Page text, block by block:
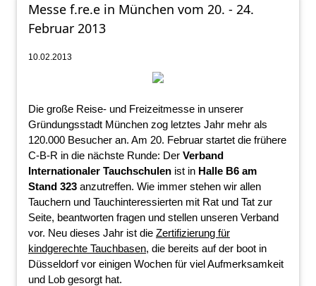
Messe f.re.e in München vom 20. - 24.
Februar 2013
10.02.2013
Die große Reise- und Freizeitmesse in unserer
Gründungsstadt München zog letztes Jahr mehr als
120.000 Besucher an. Am 20. Februar startet die frühere
C-B-R in die nächste Runde: Der Verband
Internationaler Tauchschulen ist in Halle B6 am
Stand 323 anzutreffen. Wie immer stehen wir allen
Tauchern und Tauchinteressierten mit Rat und Tat zur
Seite, beantworten fragen und stellen unseren Verband
vor. Neu dieses Jahr ist die Zertifizierung für
kindgerechte Tauchbasen, die bereits auf der boot in
Düsseldorf vor einigen Wochen für viel Aufmerksamkeit
und Lob gesorgt hat.